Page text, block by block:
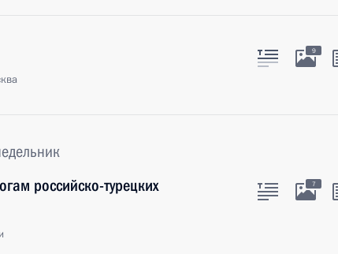
9
российско-турецких
7